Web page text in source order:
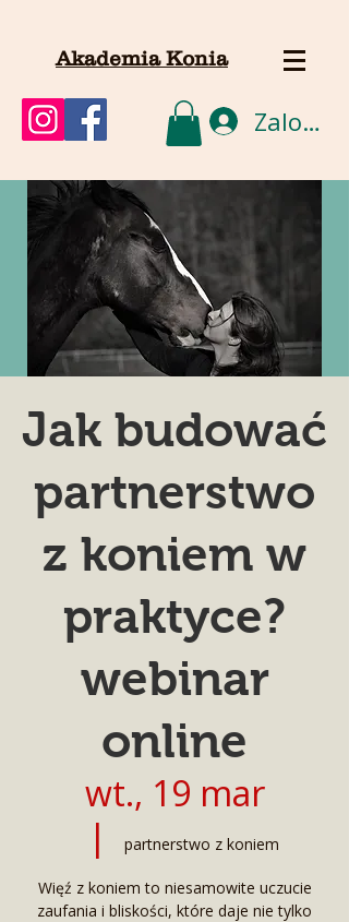
Akademia Konia
Zaloguj
Jak budować
partnerstwo
z koniem w
praktyce?
webinar
online
wt., 19 mar
  |
partnerstwo z koniem
Więź z koniem to niesamowite uczucie
zaufania i bliskości, które daje nie tylko